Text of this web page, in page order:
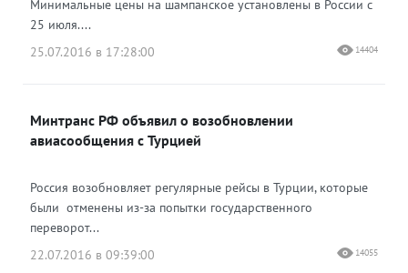
Минимальные цены на шампанское установлены в России с
25 июля....
25.07.2016 в 17:28:00
14404
Минтранс РФ объявил о возобновлении
авиасообщения с Турцией
Россия возобновляет регулярные рейсы в Турции, которые
были отменены из-за попытки государственного
переворот...
22.07.2016 в 09:39:00
14055